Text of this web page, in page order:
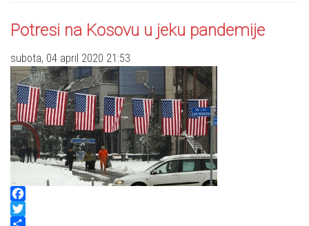
Potresi na Kosovu u jeku pandemije
subota, 04 april 2020 21:53
Facebook